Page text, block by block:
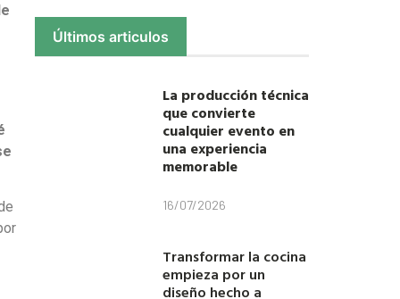
Últimos articulos
La producción técnica
que convierte
cualquier evento en
una experiencia
memorable
16/07/2026
Transformar la cocina
empieza por un
diseño hecho a